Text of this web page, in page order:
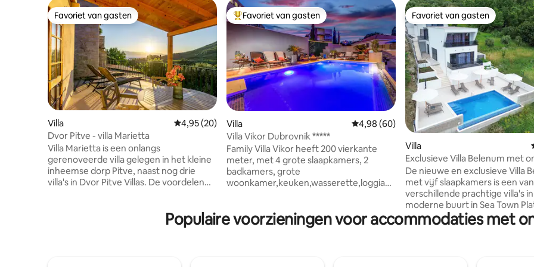
Favoriet van gasten
Favoriet van gasten
Villa Gemiddelde beoordeling van 4,95 op 5, 20 recensies
4,95 (20)
Dvor Pitve - villa Marietta
Villa Marietta is een onlangs
gerenoveerde villa gelegen in het kleine
inheemse dorp Pitve, naast nog drie
villa's in Dvor Pitve Villas. De voordelen
korte afstand van het centrum van de
gemeente Jelsa, de zee en stranden
Topfavoriet van gasten
Favoriet van gasten
Villa Gemiddelde beoordeling van 4,98 op 5, 60
4,98 (60)
Villa Vikor Dubrovnik *****
Family Villa Vikor heeft 200 vierkante
meter, met 4 grote slaapkamers, 2
badkamers, grote
woonkamer,keuken,wasserette,loggia
kamers zijn voorzien van airconditioning
en gratis privéparkeergelegenheid voor
Favoriet van gasten
Favoriet van gasten
Villa
Exclusieve Villa Belenum met
fitnessruimte, sauna
De nieuwe en exclusieve Villa
met vijf slaapkamers is een
verschillende prachtige villa's
moderne buurt in Sea Town
slechts een klein stukje rijden
oude stad Dubrovnik. Hier
Populaire voorzieningen voor accommodaties met